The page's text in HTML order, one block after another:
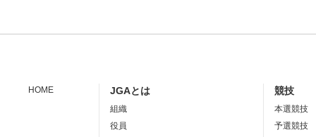
HOME JGAとは
組織
役員
競技
本選競技
予選競技